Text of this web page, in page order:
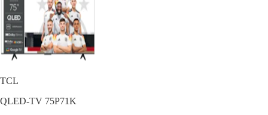
TCL
QLED-TV 75P71K